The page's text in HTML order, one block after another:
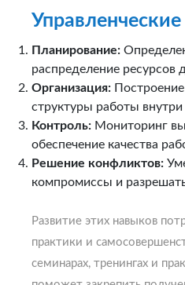
Планирование:
распределение ресурсов
Организация:
структуры работы
Контроль: Мониторинг
обеспечение качества
Решение конфликтов:
компромиссы и
Развитие этих навыков
практики и
семинарах, тренингах и